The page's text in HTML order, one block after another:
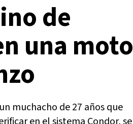
de
una moto
muchacho de 27 años que